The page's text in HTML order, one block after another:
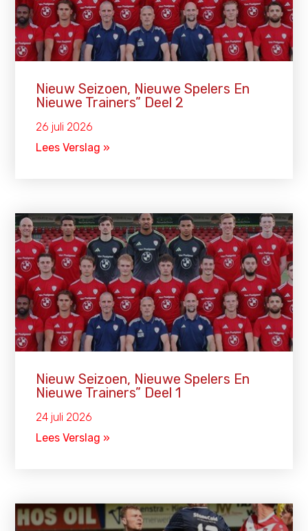
Nieuw Seizoen, Nieuwe Spelers En
Nieuwe Trainers” Deel 2
26 juli 2026
Lees Verslag »
Nieuw Seizoen, Nieuwe Spelers En
Nieuwe Trainers” Deel 1
24 juli 2026
Lees Verslag »